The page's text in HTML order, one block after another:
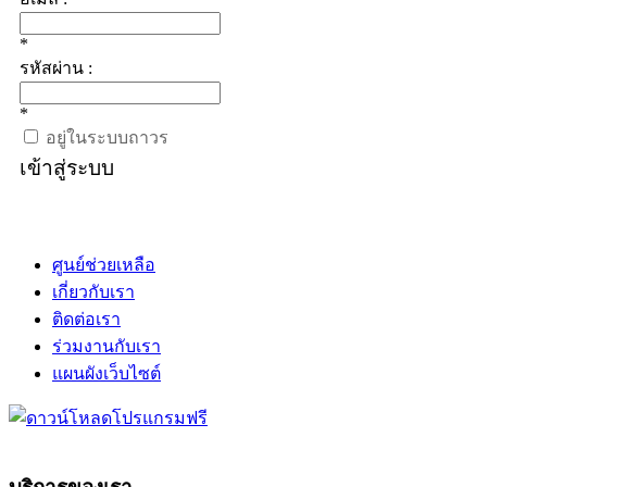
*
รหัสผ่าน :
*
อยู่ในระบบถาวร
เข้าสู่ระบบ
ศูนย์ช่วยเหลือ
เกี่ยวกับเรา
ติดต่อเรา
ร่วมงานกับเรา
แผนผังเว็บไซต์